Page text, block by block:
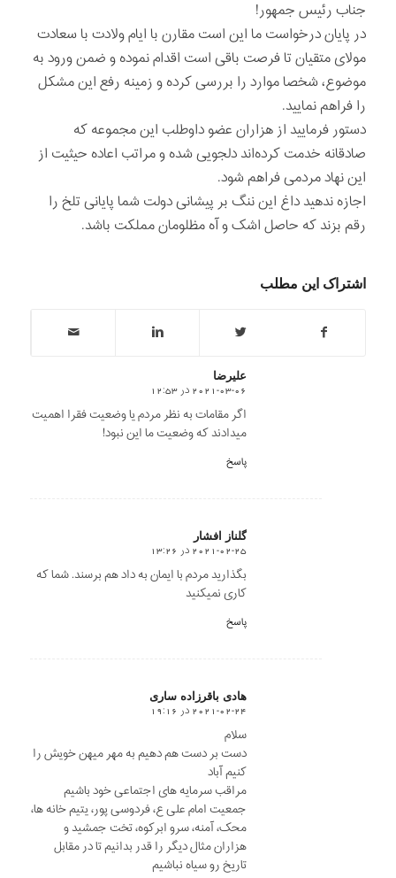
جناب رئیس جمهور!
در پایان درخواست ما این است مقارن با ایام ولادت با سعادت
مولای متقیان تا فرصت باقی است اقدام نموده و ضمن ورود به
موضوع، شخصا موارد را بررسی کرده و زمینه رفع این مشکل
را فراهم نمایید.
دستور فرمایید از هزاران عضو داوطلب این مجموعه که
صادقانه خدمت کرده‌اند دلجویی شده و مراتب اعاده حیثیت از
این نهاد مردمی فراهم شود.
اجازه ندهید داغ این ننگ بر پیشانی دولت شما پایانی تلخ را
رقم بزند که حاصل اشک و آه مظلومان مملکت باشد.
اشتراک این مطلب
علیرضا
says:
2021-03-06 در 12:53
اگر مقامات به نظر مردم یا وضعیت فقرا اهمیت
میدادند که وضعیت ما این نبود!
پاسخ
گلناز افشار
says:
2021-02-25 در 13:26
بگذارید مردم با ایمان به داد هم برسند. شما که
کاری نمیکنید
پاسخ
هادی باقرزاده ساری
says:
2021-02-24 در 19:16
سلام
دست بر دست هم دهیم به مهر میهن خویش را
کنیم آباد
مراقب سرمایه های اجتماعی خود باشیم
جمعیت امام علی ع، فردوسی پور، یتیم خانه ها،
محک، آمنه، سرو ابرکوه، تخت جمشید و
هزاران مثال دیگر را قدر بدانیم تا در مقابل
تاریخ رو سیاه نباشیم